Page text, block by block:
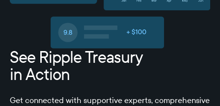
See Ripple Treasury
in Action
Get connected with supportive experts, comprehensive